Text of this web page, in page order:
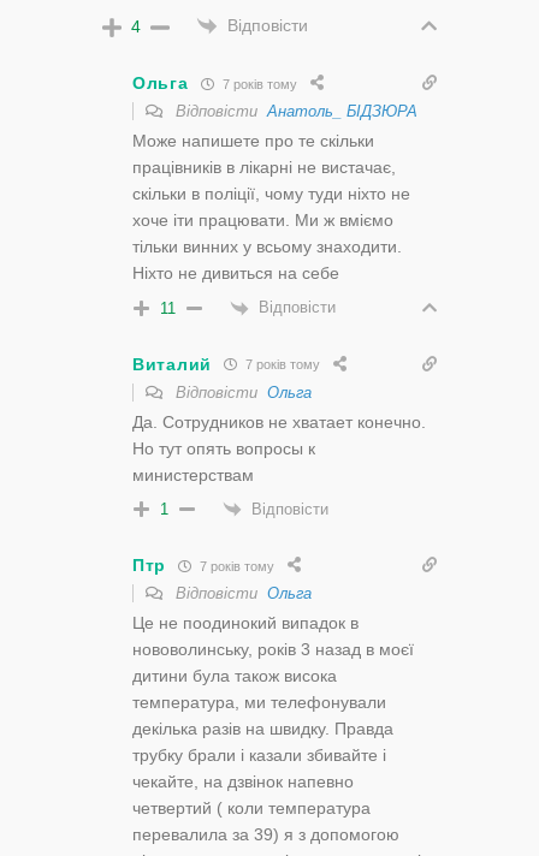
4 Відповісти
Ольга 7 років тому
ВідповістиАнатоль_ БІДЗЮРА
Може напишете про те скільки
працівників в лікарні не вистачає,
скільки в поліції, чому туди ніхто не
хоче іти працювати. Ми ж вміємо
тільки винних у всьому знаходити.
Ніхто не дивиться на себе
11 Відповісти
Виталий 7 років тому
Відповісти Ольга
Да. Сотрудников не хватает конечно.
Но тут опять вопросы к
министерствам
1 Відповісти
Птр 7 років тому
Відповісти Ольга
Це не поодинокий випадок в
нововолинську, років 3 назад в моєї
дитини була також висока
температура, ми телефонували
декілька разів на швидку. Правда
трубку брали і казали збивайте і
чекайте, на дзвінок напевно
четвертий ( коли температура
перевалила за 39) я з допомогою